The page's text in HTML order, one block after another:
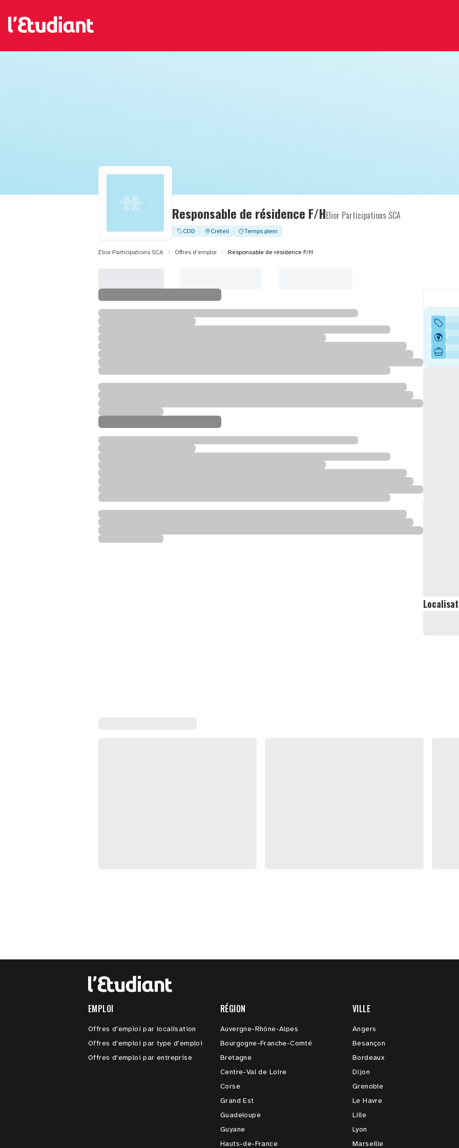
Responsable de résidence F/HElior Participations SCA
CDD Créteil Temps plein
Elior Participations SCA Offres d'emploi Responsable de résidence F/H
EMPLOI
Offres d'emploi par localisation
Offres d'emploi par type d'emploi
Offres d'emploi par entreprise
RÉGION
Auvergne-Rhône-Alpes
Bourgogne-Franche-Comté
Bretagne
Centre-Val de Loire
Corse
Grand Est
Guadeloupe
Guyane
Hauts-de-France
VILLE
Angers
Besançon
Bordeaux
Dijon
Grenoble
Le Havre
Lille
Lyon
Marseille